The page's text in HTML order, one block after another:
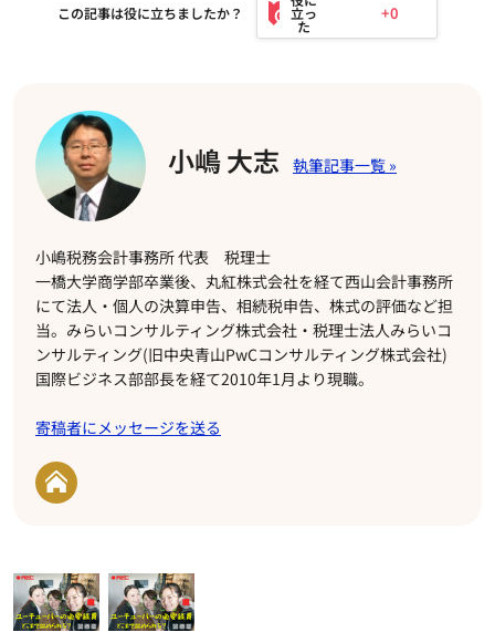
この記事は役に立ちましたか？ +0
小嶋 大志
小嶋税務会計事務所 代表 税理士
一橋大学商学部卒業後、丸紅株式会社を経て西山会計事務所
にて法人・個人の決算申告、相続税申告、株式の評価など担
当。みらいコンサルティング株式会社・税理士法人みらいコ
ンサルティング(旧中央青山PwCコンサルティング株式会社)
国際ビジネス部部長を経て2010年1月より現職。
寄稿者にメッセージを送る